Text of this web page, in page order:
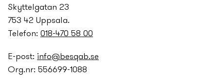
Skyttelgatan 23
753 42 Uppsala.
Telefon: 018-470 58 00
E-post: info@besqab.se
Org.nr: 556699-1088